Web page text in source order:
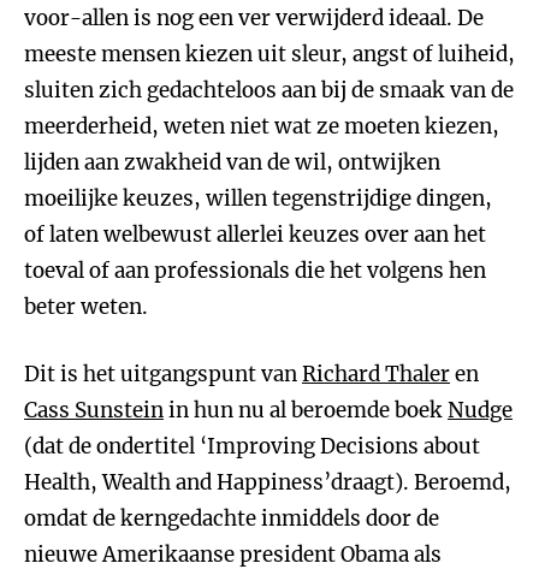
voor-allen is nog een ver verwijderd ideaal. De
meeste mensen kiezen uit sleur, angst of luiheid,
sluiten zich gedachteloos aan bij de smaak van de
meerderheid, weten niet wat ze moeten kiezen,
lijden aan zwakheid van de wil, ontwijken
moeilijke keuzes, willen tegenstrijdige dingen,
of laten welbewust allerlei keuzes over aan het
toeval of aan professionals die het volgens hen
beter weten.
Dit is het uitgangspunt vanRichard Thaleren
Cass Sunsteinin hun nu al beroemde boekNudge
(dat de ondertitel ‘Improving Decisions about
Health, Wealth and Happiness’draagt). Beroemd,
omdat de kerngedachte inmiddels door de
nieuwe Amerikaanse president Obama als